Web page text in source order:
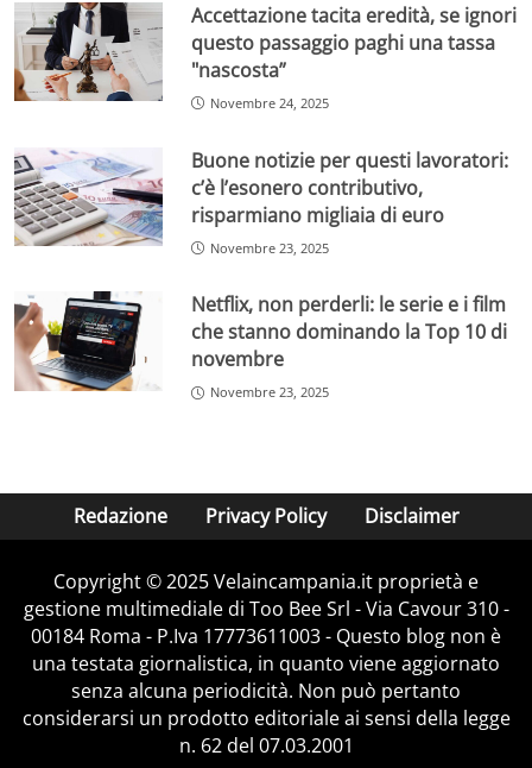
Milly Carlucci rompe il silenzio – Foto: IG @ballandoconlestelle –
velaincampania.it
sostenuto che la presenza della D’Urso non avrebbe
portato benefici neppure in termini di share.“
aspettative su di lei avrebbero deluso quelle due, ma
pure sul lato dei dati auditel”, sono state le parole del
smentire prontamente, affermando anche il grande
coinvolgimento del pubblico giovane sui social.
“Non sono affatto delusa dai dati di ascolto
del popolo anziano di Rai Uno forse non è così vera.
Barbara D’Urso avrebbe implicato la rinuncia ad un
altro personaggio molto atteso.
“In questa stagione sarebbe saltata la partecipazione di
Marrazzo all’ultimo minutoper favorire in termini di
cachet altri nomi, in particolar modo quello di Barbara
d’Urso”, parole che non hanno trovato riscontro da
parte della conduttrice.
Nessun rancore dunque, per Milly Carlucci che porta
Accettazione tacita eredità, se ignori
questo passaggio paghi una tassa
"nascosta”
Novembre 24, 2025
Buone notizie per questi lavoratori:
c’è l’esonero contributivo,
risparmiano migliaia di euro
Novembre 23, 2025
Netflix, non perderli: le serie e i film
che stanno dominando la Top 10 di
novembre
Novembre 23, 2025
Redazione Privacy Policy Disclaimer
Copyright © 2025 Velaincampania.it proprietà e
gestione multimediale di Too Bee Srl - Via Cavour 310 -
00184 Roma - P.Iva 17773611003 - Questo blog non è
una testata giornalistica, in quanto viene aggiornato
senza alcuna periodicità. Non può pertanto
considerarsi un prodotto editoriale ai sensi della legge
n. 62 del 07.03.2001